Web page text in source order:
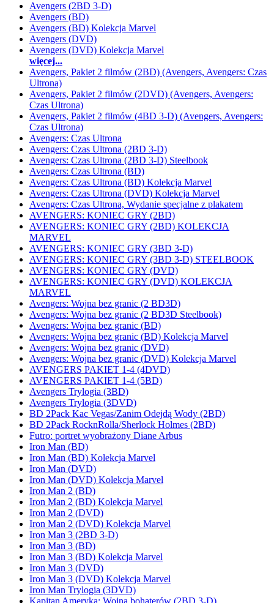
Avengers (2BD 3-D)
Avengers (BD)
Avengers (BD) Kolekcja Marvel
Avengers (DVD)
Avengers (DVD) Kolekcja Marvel
więcej...
Avengers, Pakiet 2 filmów (2BD) (Avengers, Avengers: Czas
Ultrona)
Avengers, Pakiet 2 filmów (2DVD) (Avengers, Avengers:
Czas Ultrona)
Avengers, Pakiet 2 filmów (4BD 3-D) (Avengers, Avengers:
Czas Ultrona)
Avengers: Czas Ultrona
Avengers: Czas Ultrona (2BD 3-D)
Avengers: Czas Ultrona (2BD 3-D) Steelbook
Avengers: Czas Ultrona (BD)
Avengers: Czas Ultrona (BD) Kolekcja Marvel
Avengers: Czas Ultrona (DVD) Kolekcja Marvel
Avengers: Czas Ultrona, Wydanie specjalne z plakatem
AVENGERS: KONIEC GRY (2BD)
AVENGERS: KONIEC GRY (2BD) KOLEKCJA
MARVEL
AVENGERS: KONIEC GRY (3BD 3-D)
AVENGERS: KONIEC GRY (3BD 3-D) STEELBOOK
AVENGERS: KONIEC GRY (DVD)
AVENGERS: KONIEC GRY (DVD) KOLEKCJA
MARVEL
Avengers: Wojna bez granic (2 BD3D)
Avengers: Wojna bez granic (2 BD3D Steelbook)
Avengers: Wojna bez granic (BD)
Avengers: Wojna bez granic (BD) Kolekcja Marvel
Avengers: Wojna bez granic (DVD)
Avengers: Wojna bez granic (DVD) Kolekcja Marvel
AVENGERS PAKIET 1-4 (4DVD)
AVENGERS PAKIET 1-4 (5BD)
Avengers Trylogia (3BD)
Avengers Trylogia (3DVD)
BD 2Pack Kac Vegas/Zanim Odejdą Wody (2BD)
BD 2Pack RocknRolla/Sherlock Holmes (2BD)
Futro: portret wyobrażony Diane Arbus
Iron Man (BD)
Iron Man (BD) Kolekcja Marvel
Iron Man (DVD)
Iron Man (DVD) Kolekcja Marvel
Iron Man 2 (BD)
Iron Man 2 (BD) Kolekcja Marvel
Iron Man 2 (DVD)
Iron Man 2 (DVD) Kolekcja Marvel
Iron Man 3 (2BD 3-D)
Iron Man 3 (BD)
Iron Man 3 (BD) Kolekcja Marvel
Iron Man 3 (DVD)
Iron Man 3 (DVD) Kolekcja Marvel
Iron Man Trylogia (3DVD)
Kapitan Ameryka: Wojna bohaterów (2BD 3-D)